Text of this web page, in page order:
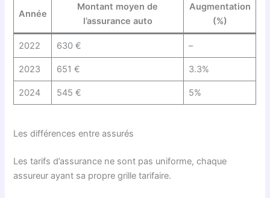
Année
Montant moyen de
l’assurance auto
Augmentation
(%)
2022 630 € –
2023 651 € 3.3%
2024 545 € 5%
Les différences entre assurés
Les tarifs d’assurance ne sont pas uniforme, chaque
assureur ayant sa propre grille tarifaire.